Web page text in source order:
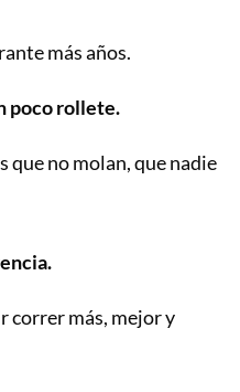
más años.
poco rollete.
que no molan, que nadie
correr más, mejor y